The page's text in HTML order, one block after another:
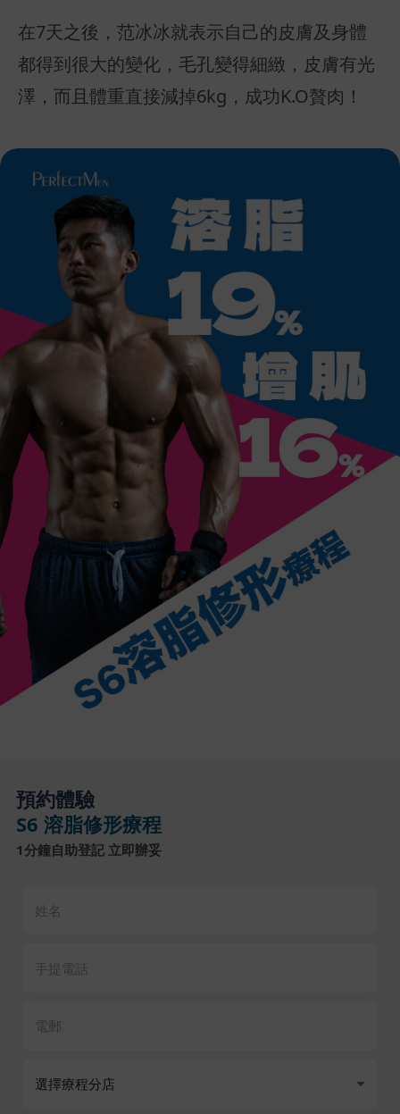
在7天之後，范冰冰就表示自己的皮膚及身體
都得到很大的變化，毛孔變得細緻，皮膚有光
澤，而且體重直接減掉6kg，成功K.O贅肉！
預約體驗
S6 溶脂修形療程
1分鐘自助登記 立即辦妥